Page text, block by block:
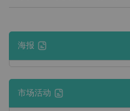
海报
市场活动